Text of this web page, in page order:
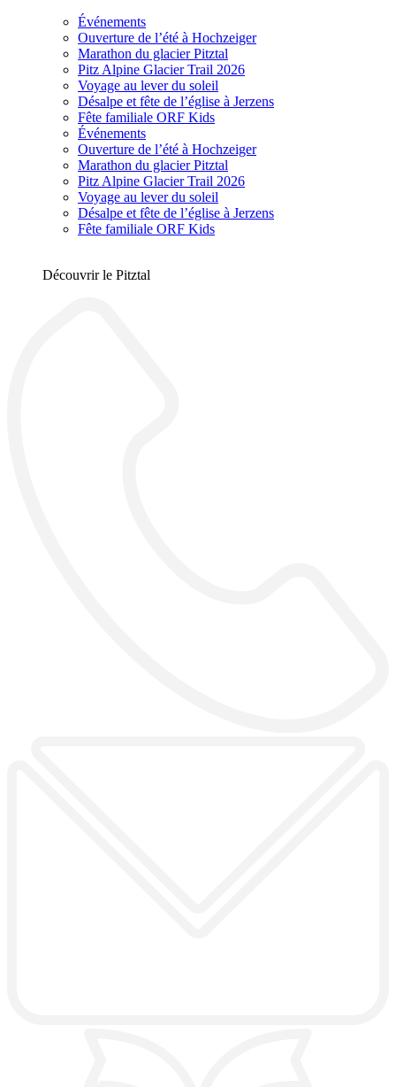
Événements
Ouverture de l’été à Hochzeiger
Marathon du glacier Pitztal
Pitz Alpine Glacier Trail 2026
Voyage au lever du soleil
Désalpe et fête de l’église à Jerzens
Fête familiale ORF Kids
Événements
Ouverture de l’été à Hochzeiger
Marathon du glacier Pitztal
Pitz Alpine Glacier Trail 2026
Voyage au lever du soleil
Désalpe et fête de l’église à Jerzens
Fête familiale ORF Kids
Découvrir le Pitztal